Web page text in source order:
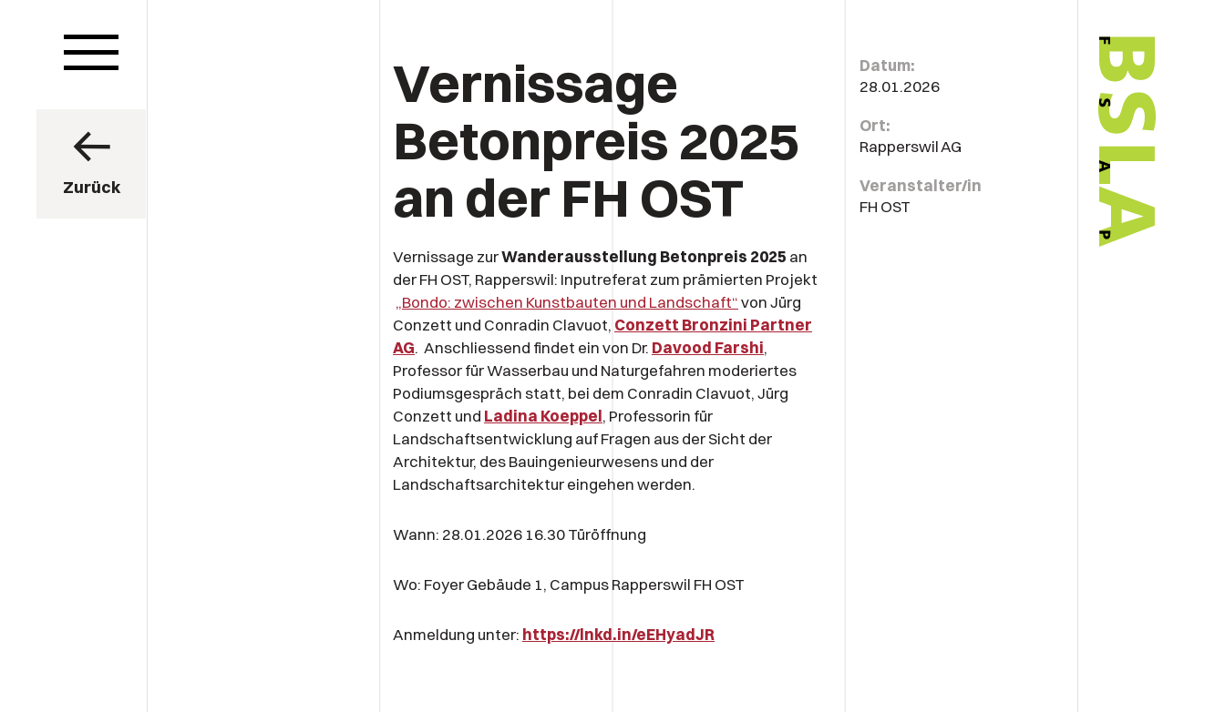
Zurück
Vernissage
Betonpreis 2025
an der FH OST
Vernissage zurWanderausstellung Betonpreis 2025 an
der FH OST, Rapperswil: Inputreferat zum prämierten Projekt
„Bondo: zwischen Kunstbauten und Landschaft“von Jürg
Conzett und Conradin Clavuot, Conzett Bronzini Partner
AG. Anschliessend findet ein von Dr. Davood Farshi,
Professor für Wasserbau und Naturgefahren moderiertes
Podiumsgespräch statt, bei dem Conradin Clavuot, Jürg
Conzett und Ladina Koeppel, Professorin für
Landschaftsentwicklung auf Fragen aus der Sicht der
Architektur, des Bauingenieurwesens und der
Landschaftsarchitektur eingehen werden.
Wann: 28.01.2026 16.30 Türöffnung
Wo: Foyer Gebäude 1, Campus Rapperswil FH OST
Anmeldung unter: https://lnkd.in/eEHyadJR
Datum:
28.01.2026
Ort:
Rapperswil AG
Veranstalter/in
FH OST